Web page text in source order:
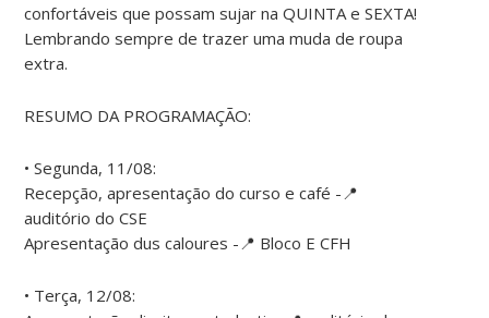
confortáveis que possam sujar na QUINTA e SEXTA!
Lembrando sempre de trazer uma muda de roupa
extra.
RESUMO DA PROGRAMAÇÃO:
• Segunda, 11/08:
Recepção, apresentação do curso e café -📍
auditório do CSE
Apresentação dus caloures -📍 Bloco E CFH
• Terça, 12/08: